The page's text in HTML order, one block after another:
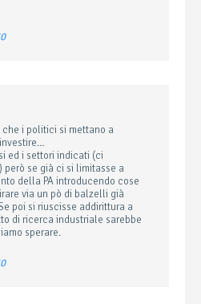
che i politici si mettano a
ed i settori indicati (ci
se già ci si limitasse a
della PA introducendo cose
via un pò di balzelli già
poi si riuscisse addirittura a
di ricerca industriale sarebbe
sperare.